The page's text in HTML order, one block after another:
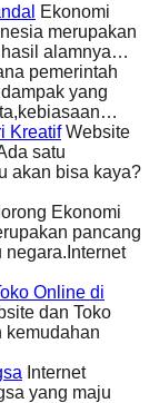
Ekonomi
merupakan
hasil alamnya…
pemerintah
yang
KreatifWebsite
satu
akan bisa kaya?
Ekonomi
pancang
negara.Internet
Online di
dan Toko
kemudahan
Internet
yang maju